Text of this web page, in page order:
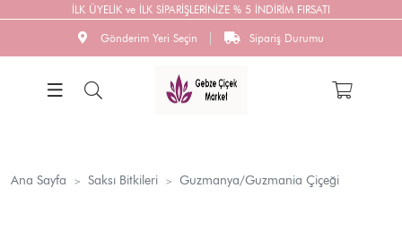
İLK ÜYELİK ve İLK SİPARİŞLERİNİZE % 5 İNDİRİM FIRSATI
Gönderim Yeri Seçin Sipariş Durumu
Ana Sayfa Saksı Bitkileri Guzmanya/Guzmania Çiçeği